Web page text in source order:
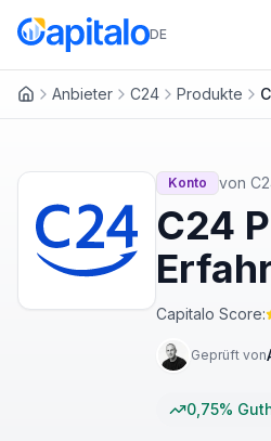
DE
Anbieter C24 Produkte
Konto von
C24
Capitalo Score:
Geprüft von
0,75%